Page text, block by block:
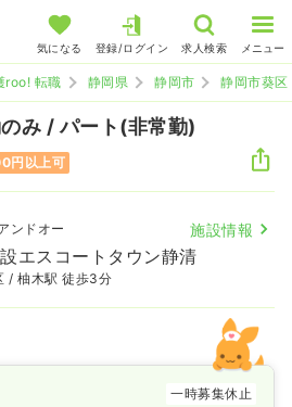
気になる 登録/ログイン 求人検索 メニュー
roo! 転職 静岡県 静岡市 静岡市葵区
のみ / パート(非常勤)
円以上可
ンドオー 施設情報
エスコートタウン静清
/ 柚木駅 徒歩3分
一時募集休止